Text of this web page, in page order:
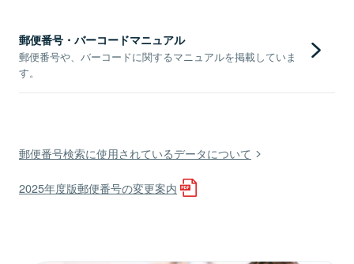
郵便番号・バーコードマニュアル
郵便番号や、バーコードに関するマニュアルを掲載していま
す。
郵便番号検索に使用されているデータについて
2025年度版郵便番号の変更案内